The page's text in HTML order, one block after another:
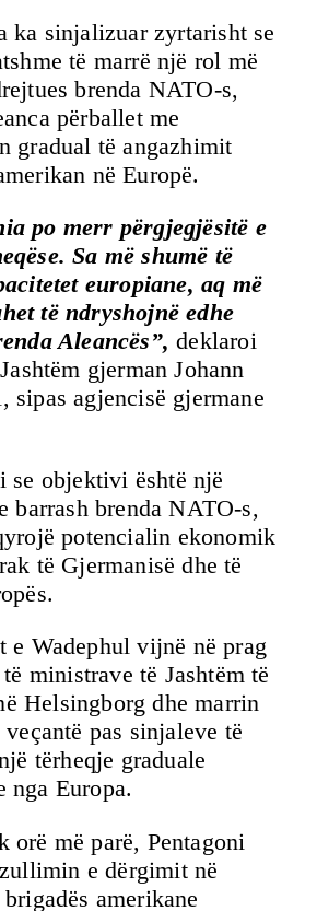
ka sinjalizuar zyrtarisht se
të marrë një rol më
brenda NATO-s,
përballet me
gradual të angazhimit
në Europë.
po merr përgjegjësitë e
Sa më shumë të
europiane, aq më
të ndryshojnë edhe
Aleancës”, deklaroi
gjerman Johann
sipas agjencisë gjermane
se objektivi është një
barrash brenda NATO-s,
potencialin ekonomik
të Gjermanisë dhe të
e Wadephul vijnë në prag
ministrave të Jashtëm të
Helsingborg dhe marrin
pas sinjaleve të
tërheqje graduale
nga Europa.
orë më parë, Pentagoni
e dërgimit në
amerikane